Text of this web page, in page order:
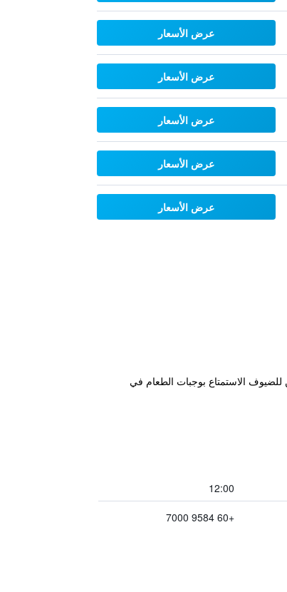
عرض الأسعار
عرض الأسعار
عرض الأسعار
عرض الأسعار
عرض الأسعار
الاستمتاع بوجبات الطعام في
12:00
+60 9584 7000